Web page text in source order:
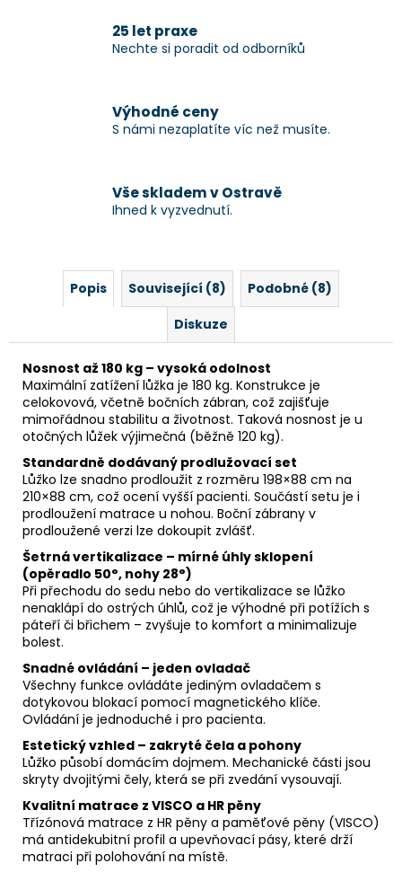
25 let praxe
Nechte si poradit od odborníků
Výhodné ceny
S námi nezaplatíte víc než musíte.
Vše skladem v Ostravě
Ihned k vyzvednutí.
Popis Související (8)
Podobné (8)
Diskuze
Nosnost až 180 kg – vysoká odolnost
Maximální zatížení lůžka je 180 kg. Konstrukce je
celokovová, včetně bočních zábran, což zajišťuje
mimořádnou stabilitu a životnost. Taková nosnost je u
otočných lůžek výjimečná (běžně 120 kg).
Standardně dodávaný prodlužovací set
Lůžko lze snadno prodloužit z rozměru 198×88 cm na
210×88 cm, což ocení vyšší pacienti. Součástí setu je i
prodloužení matrace u nohou. Boční zábrany v
prodloužené verzi lze dokoupit zvlášť.
Šetrná vertikalizace – mírné úhly sklopení
(opěradlo 50°, nohy 28°)
Při přechodu do sedu nebo do vertikalizace se lůžko
nenaklápí do ostrých úhlů, což je výhodné při potížích s
páteří či břichem – zvyšuje to komfort a minimalizuje
bolest.
Snadné ovládání – jeden ovladač
Všechny funkce ovládáte jediným ovladačem s
dotykovou blokací pomocí magnetického klíče.
Ovládání je jednoduché i pro pacienta.
Estetický vzhled – zakryté čela a pohony
Lůžko působí domácím dojmem. Mechanické části jsou
skryty dvojitými čely, která se při zvedání vysouvají.
Kvalitní matrace z VISCO a HR pěny
Třízónová matrace z HR pěny a paměťové pěny (VISCO)
má antidekubitní profil a upevňovací pásy, které drží
matraci při polohování na místě.